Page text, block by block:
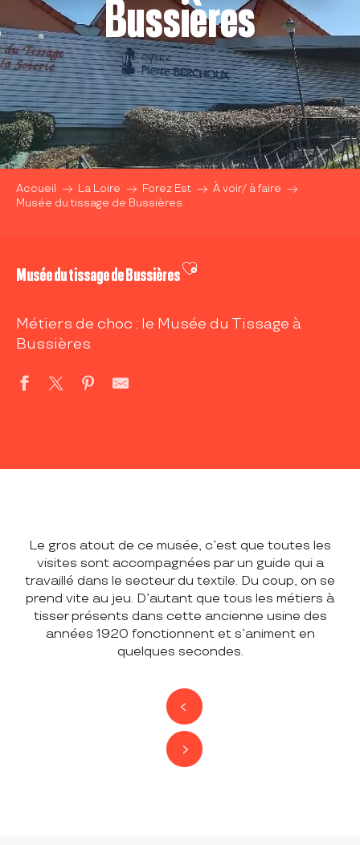
Bussières
Accueil La Loire Forez Est
À voir/ à faire
Musée du tissage de Bussières
Musée du tissage de BussièresAjouter aux favoris
Métiers de choc : le Musée du Tissage à
Bussières
Le gros atout de ce musée, c’est que toutes les
visites sont accompagnées par un guide qui a
travaillé dans le secteur du textile. Du coup, on se
prend vite au jeu. D’autant que tous les métiers à
tisser présents dans cette ancienne usine des
années 1920 fonctionnent et s’animent en
quelques secondes.